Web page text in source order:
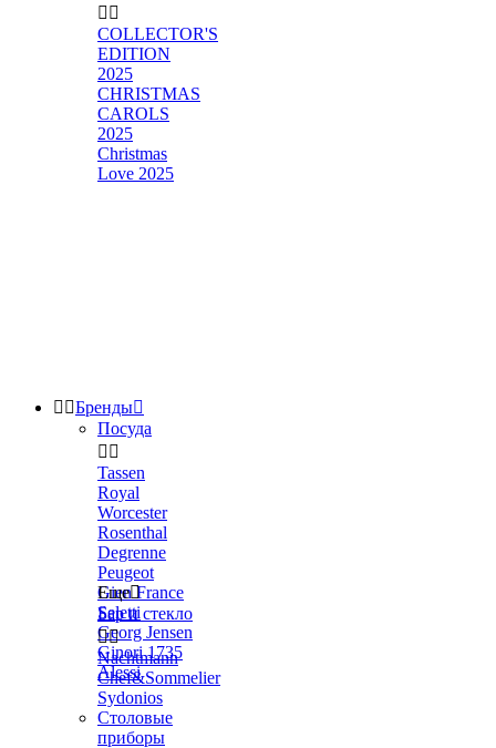
 
COLLECTOR'S
EDITION
2025
CHRISTMAS
CAROLS
2025
Christmas
Love 2025
 Бренды
Посуда
 
Tassen
Royal
Worcester
Rosenthal
Degrenne
Peugeot
Gien France
Seletti
Georg Jensen
Ginori 1735
Alessi
Еще
Бар и стекло

Nachtmann
Chef&Sommelier
Sydonios
Столовые
приборы